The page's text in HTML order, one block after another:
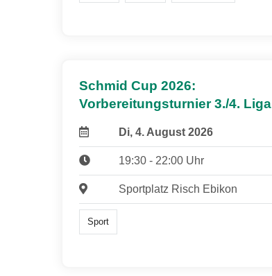
Schmid Cup 2026:
Vorbereitungsturnier 3./4. Liga
Di, 4. August 2026
19:30 - 22:00 Uhr
Sportplatz Risch Ebikon
Sport